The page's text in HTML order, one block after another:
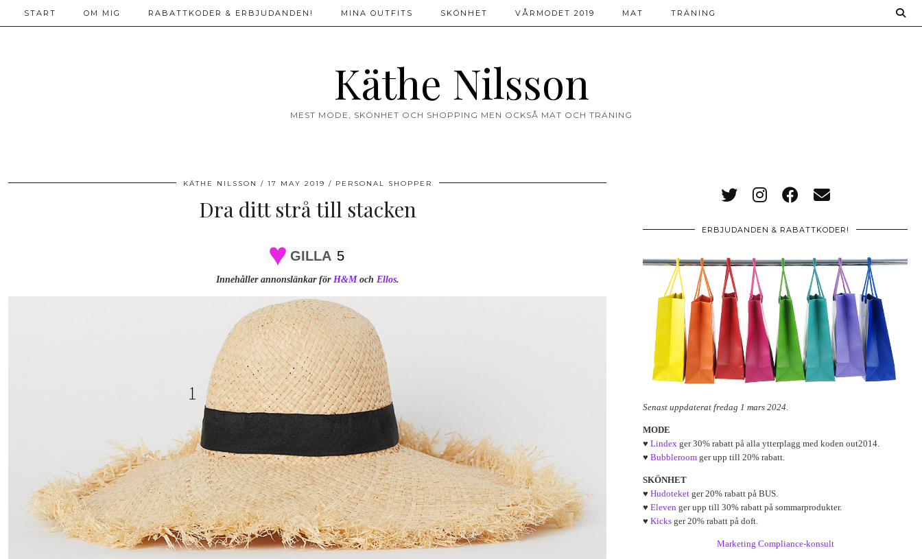
Käthe Nilsson
MEST MODE, SKÖNHET OCH SHOPPING MEN OCKSÅ MAT OCH TRÄNING
START OM MIG RABATTKODER & ERBJUDANDEN! MINA OUTFITS SKÖNHET VÅRMODET 2019 MAT TRÄNING
KÄTHE NILSSON 17 MAY 2019 PERSONAL SHOPPER
Dra ditt strå till stacken
GILLA 5
Innehåller annonslänkar för H&Moch Ellos.
ERBJUDANDEN & RABATTKODER!
Senast uppdaterat fredag 1 mars 2024.
MODE
♥ Lindex ger 30% rabatt på alla ytterplagg med koden out2014.
♥ Bubbleroom ger upp till 20% rabatt.
SKÖNHET
♥ Hudoteket ger 20% rabatt på BUS.
♥ Eleven ger upp till 30% rabatt på sommarprodukter.
♥ Kicks ger 20% rabatt på doft.
Marketing Compliance-konsult